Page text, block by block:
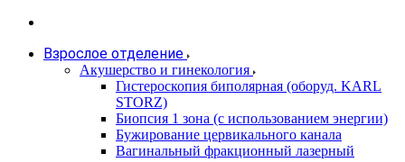
Взрослое отделение
Акушерство и гинекология
Гистероскопия биполярная (оборуд. KARL
STORZ)
Биопсия 1 зона (с использованием энергии)
Бужирование цервикального канала
Вагинальный фракционный лазерный